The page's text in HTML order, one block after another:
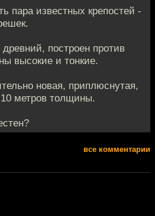
пара известных крепостей -
построен против
высокие и тонкие.
новая, приплюснутая,
метров толщины.
все комментарии